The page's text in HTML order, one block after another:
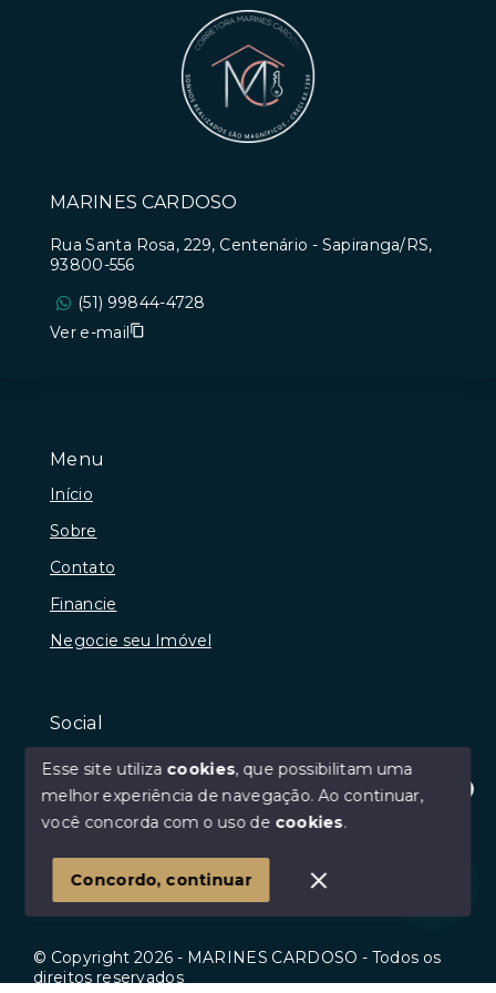
Olá! Estamos disponíveis para te ajudar.
Menu
Início
Sobre
Contato
Financie
Negocie seu Imóvel
Social
Facebook
Youtube
© Copyright 2026 - MARINES CARDOSO - Todos os
direitos reservados
MARINES CARDOSO
Rua Santa Rosa, 229, Centenário - Sapiranga/RS,
93800-556
(51) 99844-4728
Ver e-mail
Esse site utiliza cookies, que possibilitam uma
melhor experiência de navegação.Ao continuar,
você concorda com o uso de cookies.
Concordo, continuar